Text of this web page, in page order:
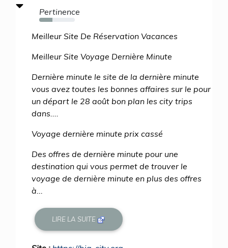
Pertinence
37%
Meilleur Site De Réservation Vacances
Meilleur Site Voyage Dernière Minute
Dernière minute le site de la dernière minute
vous avez toutes les bonnes affaires sur le pour
un départ le 28 août bon plan les city trips
dans....
Voyage dernière minute prix cassé
Des offres de dernière minute pour une
destination qui vous permet de trouver le
voyage de dernière minute en plus des offres
à...
LIRE LA SUITE